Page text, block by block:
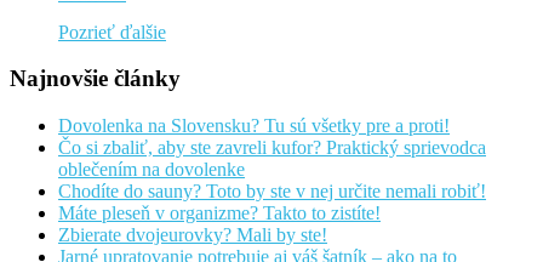
Pozrieť ďalšie
Najnovšie články
Dovolenka na Slovensku? Tu sú všetky pre a proti!
Čo si zbaliť, aby ste zavreli kufor? Praktický sprievodca
oblečením na dovolenke
Chodíte do sauny? Toto by ste v nej určite nemali robiť!
Máte pleseň v organizme? Takto to zistíte!
Zbierate dvojeurovky? Mali by ste!
Jarné upratovanie potrebuje aj váš šatník – ako na to